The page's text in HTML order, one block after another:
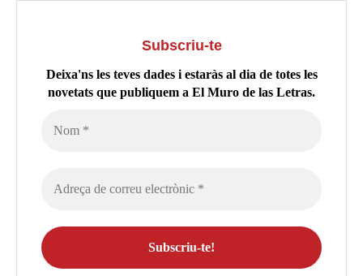
Subscriu-te
Deixa'ns les teves dades i estaràs al dia de totes les
novetats que publiquem a El Muro de las Letras.